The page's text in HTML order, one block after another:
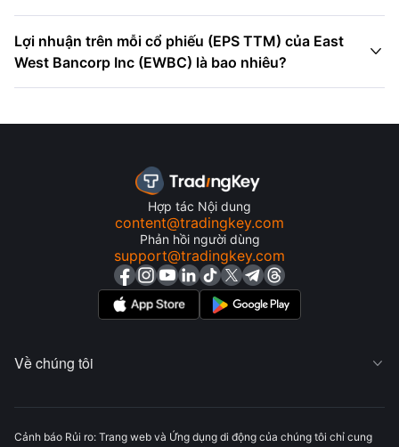
Lợi nhuận trên mỗi cổ phiếu (EPS TTM) của East
West Bancorp Inc (EWBC) là bao nhiêu?

Hợp tác Nội dung
content@tradingkey.com
Phản hồi người dùng
support@tradingkey.com
Về chúng tôi 
Cảnh báo Rủi ro: Trang web và Ứng dụng di động của chúng tôi chỉ cung